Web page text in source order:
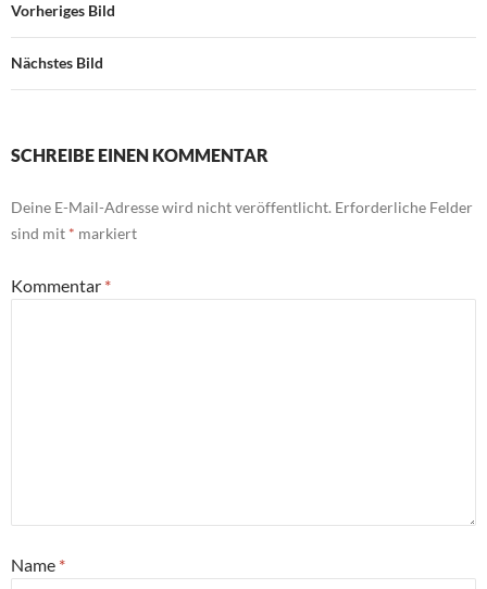
Vorheriges Bild
Nächstes Bild
SCHREIBE EINEN KOMMENTAR
Deine E-Mail-Adresse wird nicht veröffentlicht. Erforderliche Felder
sind mit * markiert
Kommentar *
Name *